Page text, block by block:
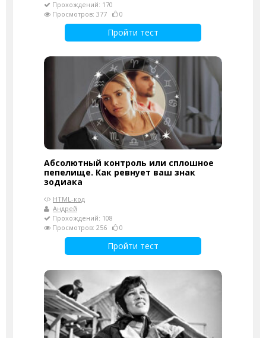
Прохождений: 170
Просмотров: 377
0
Пройти тест
Абсолютный контроль или сплошное
пепелище. Как ревнует ваш знак
зодиака
HTML-код
Андрей
Прохождений: 108
Просмотров: 256
0
Пройти тест